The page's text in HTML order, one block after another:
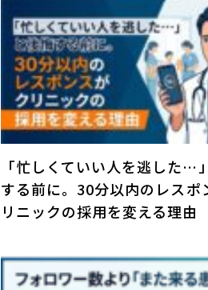
「忙しくていい人を逃した…
する前に。30分以内のレスポ
リニックの採用を変える理由